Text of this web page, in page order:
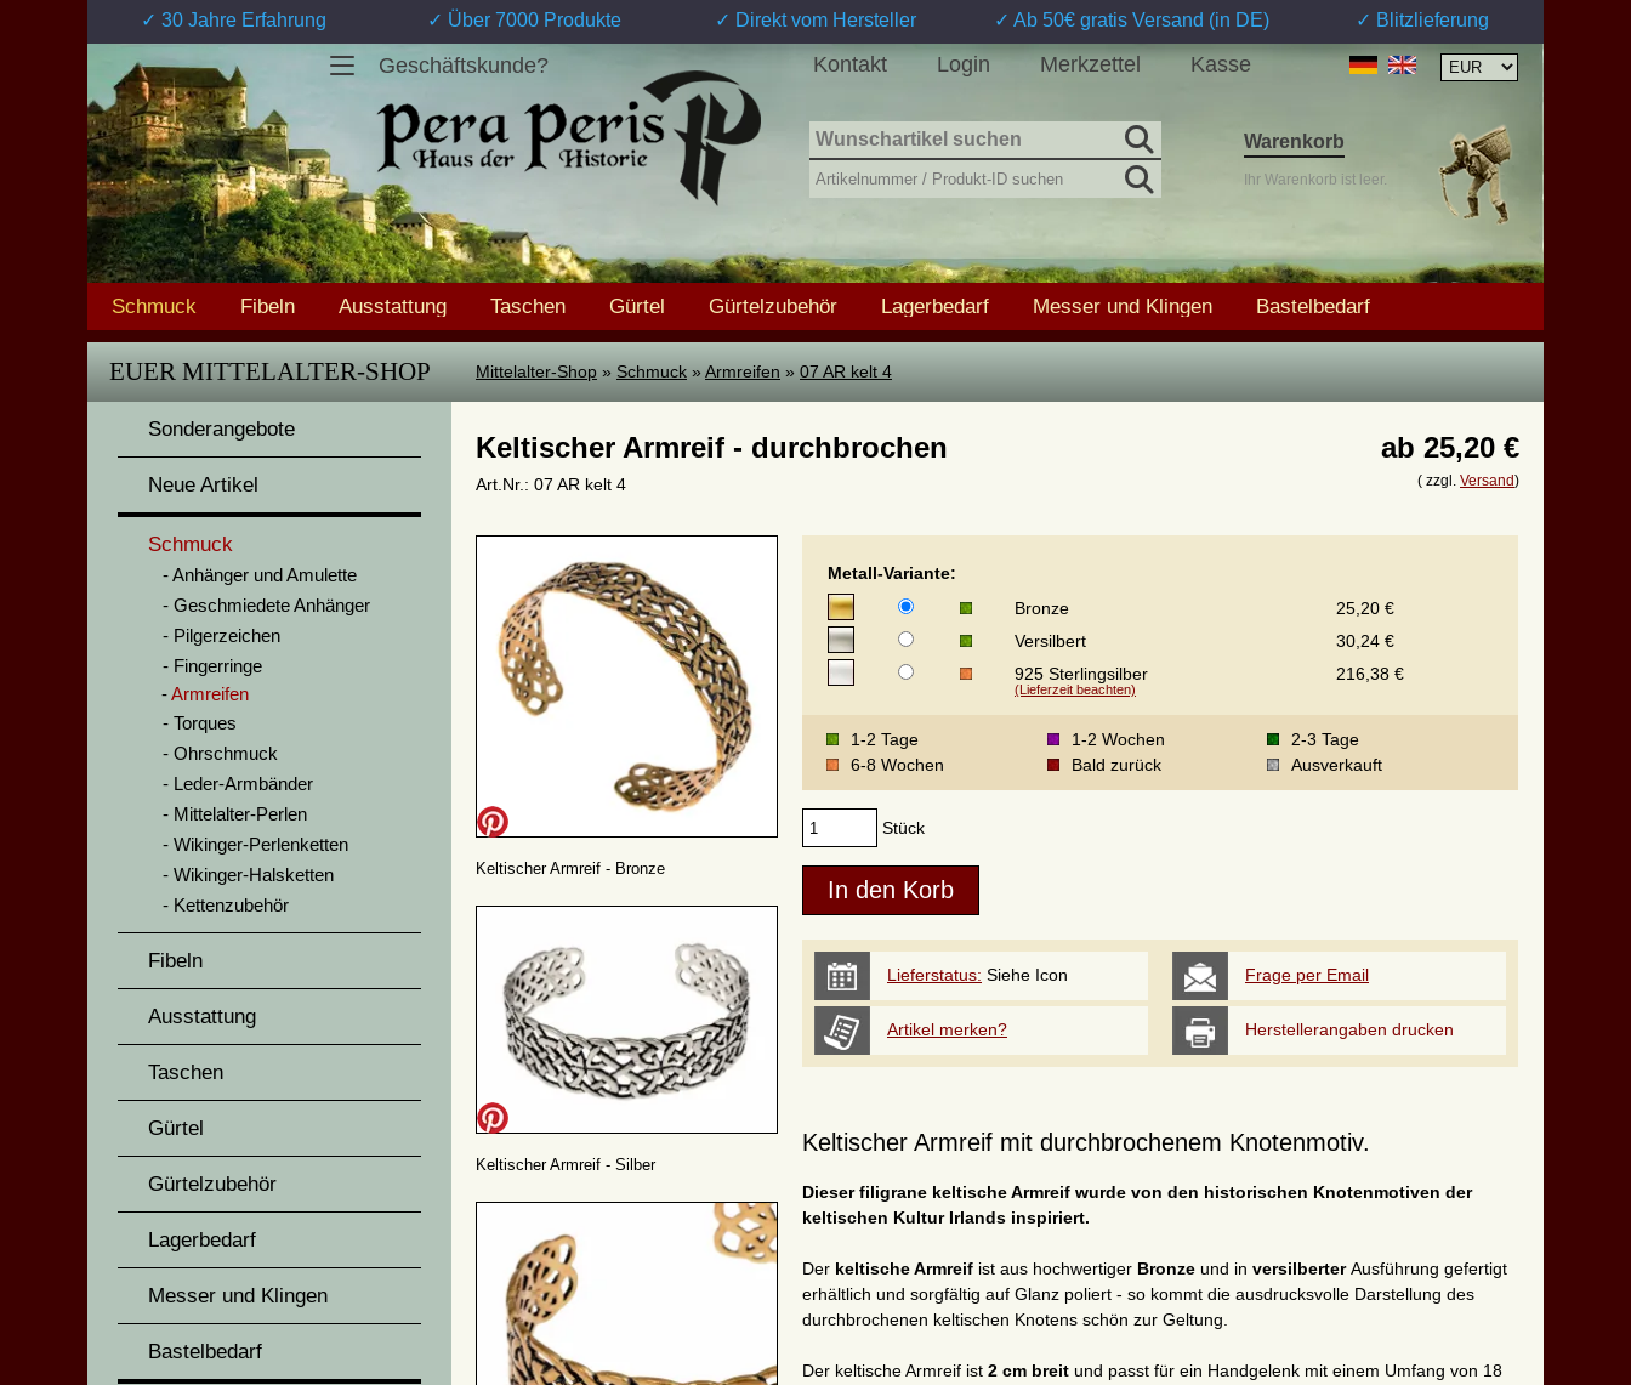
✓ 30 Jahre Erfahrung ✓ Über 7000 Produkte ✓ Direkt vom Hersteller ✓ Ab 50€ gratis Versand (in DE) ✓ Blitzlieferung
Geschäftskunde? Kontakt Login Merkzettel Kasse
Schmuck Fibeln Ausstattung Taschen Gürtel Gürtelzubehör Lagerbedarf Messer und Klingen Bastelbedarf
Warenkorb
Ihr Warenkorb ist leer.
EUER MITTELALTER-SHOP
Sonderangebote
Neue Artikel
Schmuck
Anhänger und Amulette
Geschmiedete Anhänger
Pilgerzeichen
Fingerringe
Armreifen
Torques
Ohrschmuck
Leder-Armbänder
Mittelalter-Perlen
Wikinger-Perlenketten
Wikinger-Halsketten
Kettenzubehör
Fibeln
Ausstattung
Taschen
Gürtel
Gürtelzubehör
Lagerbedarf
Messer und Klingen
Bastelbedarf
Mittelalter-Shop » Schmuck »Armreifen » 07 AR kelt 4
Keltischer Armreif - durchbrochen
Art.Nr.: 07 AR kelt 4
ab 25,20 €
( zzgl. Versand)
Keltischer Armreif - Bronze
Keltischer Armreif - Silber
Metall-Variante:
Bronze
25,20 €
Versilbert
30,24 €
925 Sterlingsilber
(Lieferzeit beachten)
216,38 €
1-2 Tage 1-2 Wochen
2-3 Tage
6-8 Wochen
Bald zurück Ausverkauft
Stück
Lieferstatus: Siehe Icon Frage per Email
Artikel merken? Herstellerangaben drucken
Keltischer Armreif mit durchbrochenem Knotenmotiv.
Dieser filigrane keltische Armreif wurde von den historischen Knotenmotiven der
keltischen Kultur Irlands inspiriert.
Der keltische Armreif ist aus hochwertiger Bronze und in versilberterAusführung gefertigt
erhältlich und sorgfältig auf Glanz poliert - so kommt die ausdrucksvolle Darstellung des
durchbrochenen keltischen Knotens schön zur Geltung.
Der keltische Armreif ist 2 cm breit und passt für ein Handgelenk mit einem Umfang von 18